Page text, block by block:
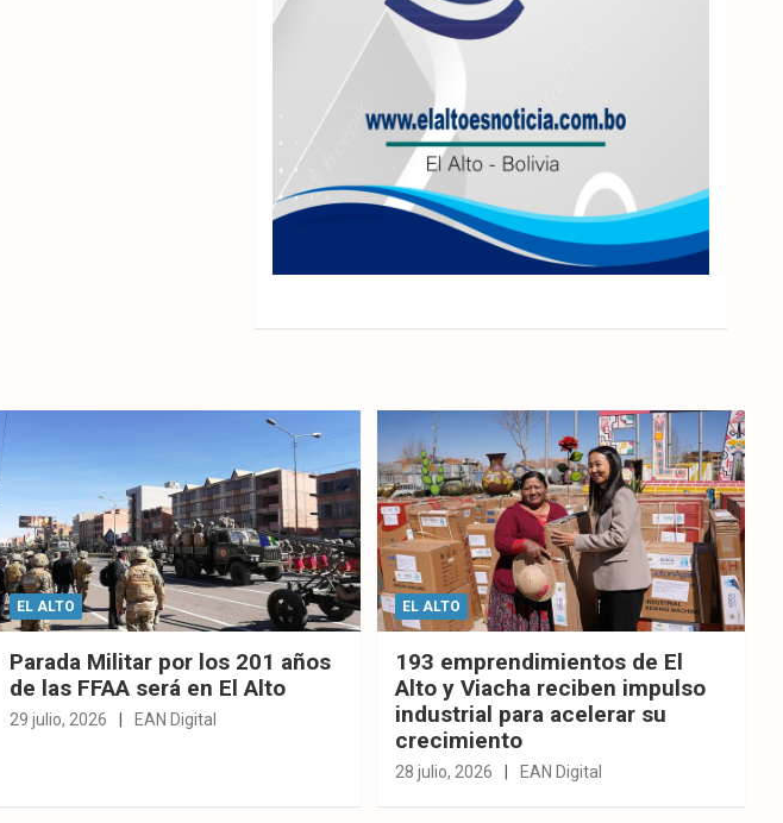
EL ALTO
Parada Militar por los 201 años
de las FFAA será en El Alto
29 julio, 2026 EAN Digital
EL ALTO
193 emprendimientos de El
Alto y Viacha reciben impulso
industrial para acelerar su
crecimiento
28 julio, 2026 EAN Digital